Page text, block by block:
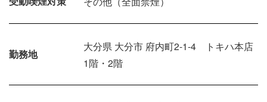
勤務地
大分県 大分市 府内町2-1-4 トキハ本店
1階・2階